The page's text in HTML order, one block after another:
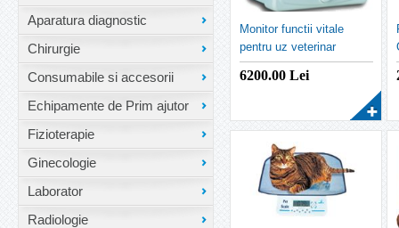
Aparatura diagnostic
Chirurgie
Consumabile si accesorii
Echipamente de Prim ajutor
Fizioterapie
Ginecologie
Laborator
Radiologie
Monitor functii vitale
pentru uz veterinar
M7000 VET
6200.00Lei